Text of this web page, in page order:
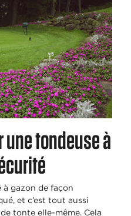
tondeuse à
gazon de façon
et c’est tout aussi
tonte elle-même. Cela